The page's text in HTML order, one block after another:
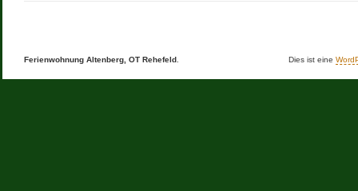
Ferienwohnung Altenberg, OT Rehefeld Dies ist eine